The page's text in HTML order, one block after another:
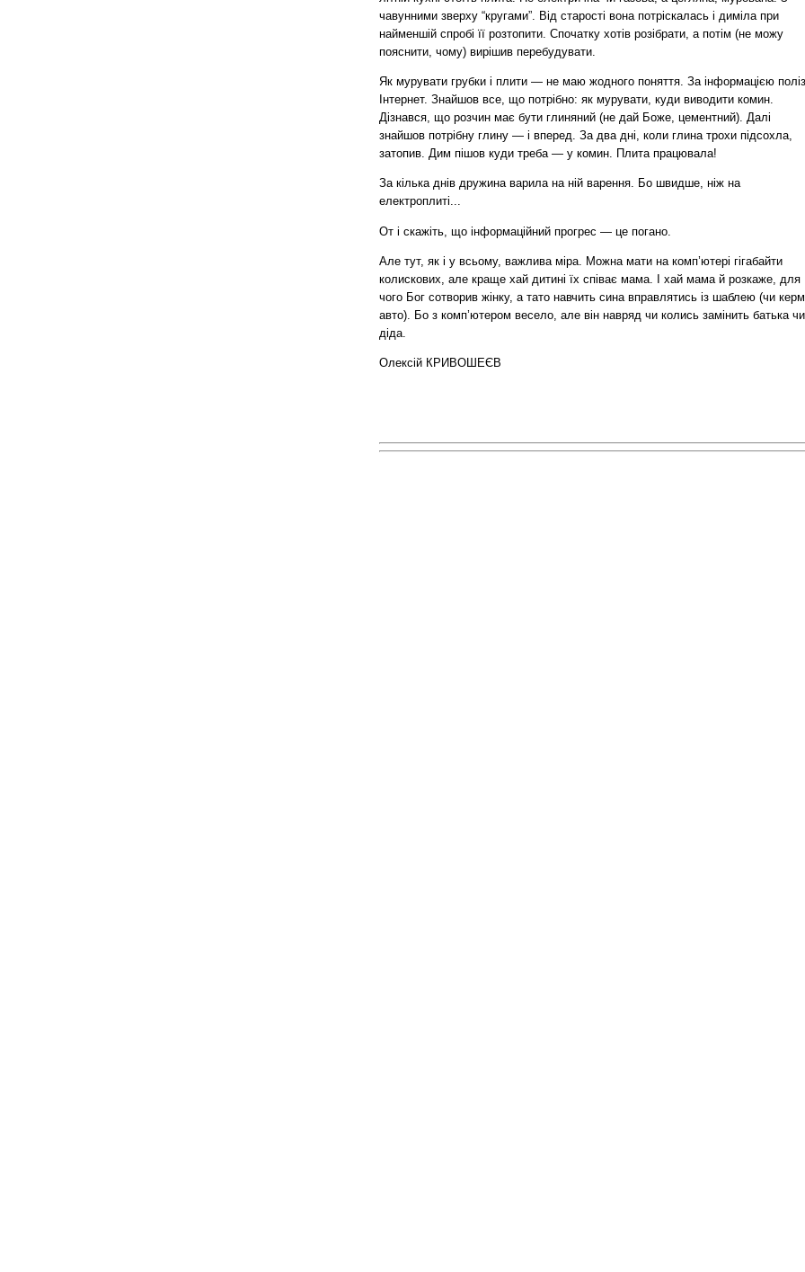
чавунними зверху “кругами”. Від старості вона потріскалась і диміла при
найменшій спробі її розтопити. Спочатку хотів розібрати, а потім (не можу
пояснити, чому) вирішив перебудувати.
Як мурувати грубки і плити — не маю жодного поняття. За інформацією
Інтернет. Знайшов все, що потрібно: як мурувати, куди виводити комин.
Дізнався, що розчин має бути глиняний (не дай Боже, цементний). Далі
знайшов потрібну глину — і вперед. За два дні, коли глина трохи підсохла,
затопив. Дим пішов куди треба — у комин. Плита працювала!
За кілька днів дружина варила на ній варення. Бо швидше, ніж на
електроплиті...
От і скажіть, що інформаційний прогрес — це погано.
Але тут, як і у всьому, важлива міра. Можна мати на комп’ютері гігабайти
колискових, але краще хай дитині їх співає мама. І хай мама й розкаже, для
чого Бог сотворив жінку, а тато навчить сина вправлятись із шаблею (чи
авто). Бо з комп’ютером весело, але він навряд чи колись замінить батька чи
діда.
Олексій КРИВОШЕЄВ